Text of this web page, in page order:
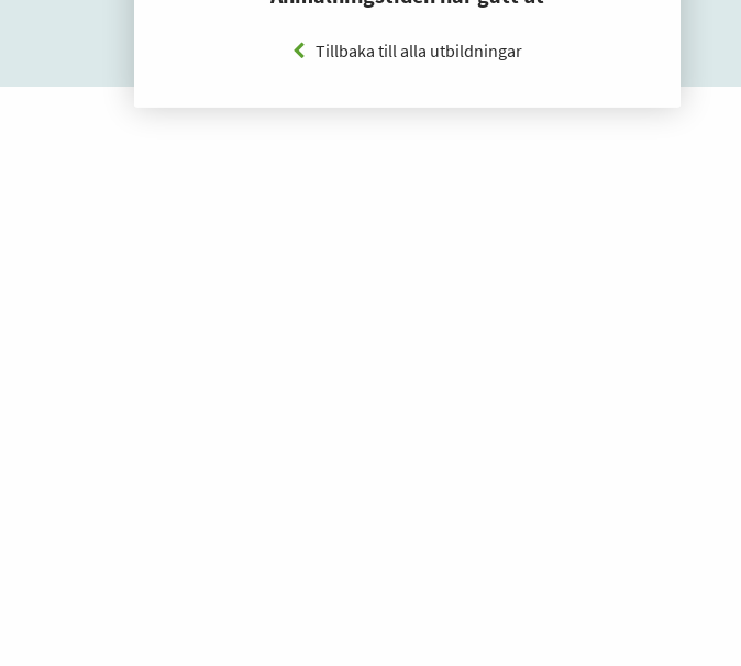
Tillbaka till alla utbildningar